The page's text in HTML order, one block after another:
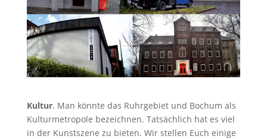
Kultur. Man könnte das Ruhrgebiet und Bochum als
Kulturmetropole bezeichnen. Tatsächlich hat es viel
in der Kunstszene zu bieten. Wir stellen Euch einige